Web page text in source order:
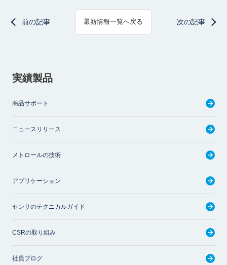
前の記事 最新情報一覧へ戻る 次の記事
実績製品
商品サポート
ニュースリリース
メトロールの技術
アプリケーション
センサのテクニカルガイド
CSRの取り組み
社員ブログ